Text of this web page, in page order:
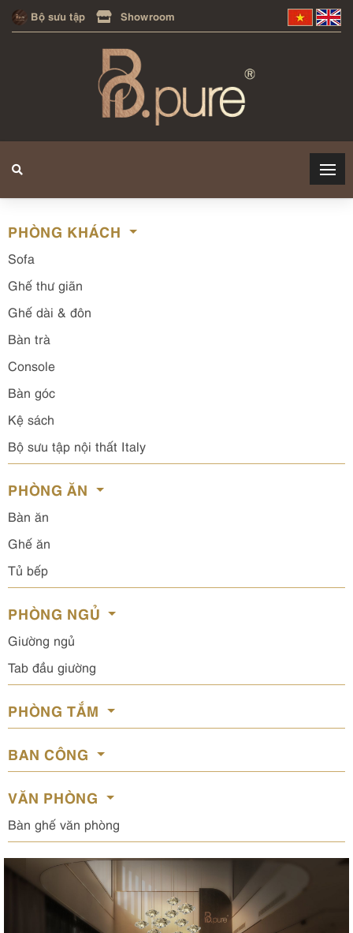
Bộ sưu tập Showroom
PHÒNG KHÁCH
Sofa
Ghế thư giãn
Ghế dài & đôn
Bàn trà
Console
Bàn góc
Kệ sách
Bộ sưu tập nội thất Italy
PHÒNG ĂN
Bàn ăn
Ghế ăn
Tủ bếp
PHÒNG NGỦ
Giường ngủ
Tab đầu giường
PHÒNG TẮM
BAN CÔNG
VĂN PHÒNG
Bàn ghế văn phòng